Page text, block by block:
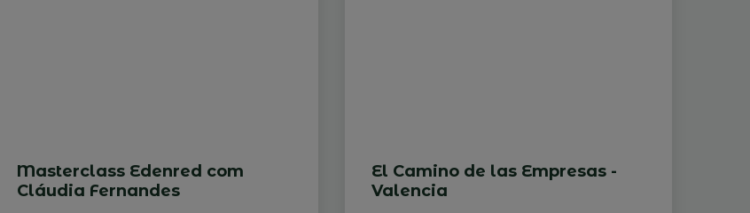
Masterclass Edenred com
Cláudia Fernandes
El Camino de las Empresas -
Valencia